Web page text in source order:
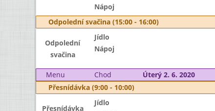
Nápoj
Odpolední svačina (15:00 - 16:00)
Odpolední
svačina
Jídlo
Nápoj
Menu Chod Úterý 2. 6. 2020
Přesnídávka (9:00 - 10:00)
Přesnídávka
Jídlo